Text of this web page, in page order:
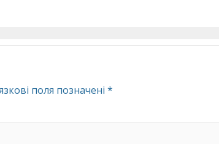
поля позначені *